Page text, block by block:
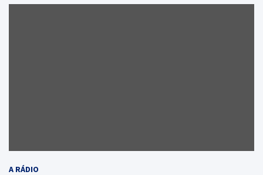
A RÁDIO